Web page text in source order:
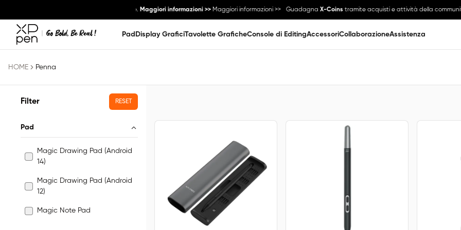
Maggiori informazioni >>Maggiori informazioni >> GuadagnaX-Coinstramite acquisti e attività della community
Pad Display GraficiTavolette GraficheConsole di EditingAccessoriCollaborazioneAssistenza
HOME Penna
Filter RESET
Pad
Magic Drawing Pad (Android
14)
Magic Drawing Pad (Android
12)
Magic Note Pad